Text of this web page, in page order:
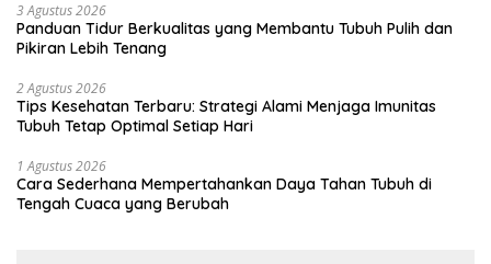
3 Agustus 2026
Panduan Tidur Berkualitas yang Membantu Tubuh Pulih dan
Pikiran Lebih Tenang
2 Agustus 2026
Tips Kesehatan Terbaru: Strategi Alami Menjaga Imunitas
Tubuh Tetap Optimal Setiap Hari
1 Agustus 2026
Cara Sederhana Mempertahankan Daya Tahan Tubuh di
Tengah Cuaca yang Berubah